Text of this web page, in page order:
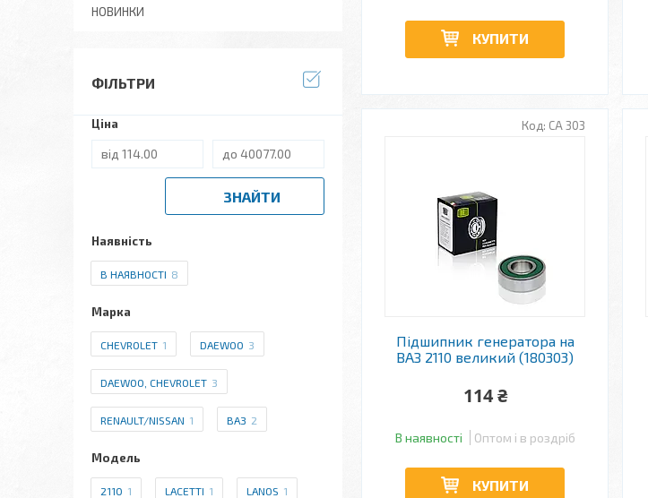
КУПИТИ
CA 303
Підшипник генератора на
ВАЗ 2110 великий (180303)
114 ₴
В наявності Оптом і в роздріб
КУПИТИ
НОВИНКИ
ФІЛЬТРИ
Ціна
ЗНАЙТИ
Наявність
В НАЯВНОСТІ 8
Марка
CHEVROLET 1 DAEWOO 3
DAEWOO, CHEVROLET 3
RENAULT/NISSAN 1 ВАЗ 2
Модель
2110 1 LACETTI 1 LANOS 1